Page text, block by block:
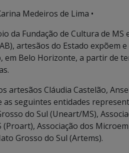
Medeiros de Lima •
da Fundação de Cultura de
artesãos do Estado expõem
em Belo Horizonte, a partir de
artesãos Cláudia Castelão,
as seguintes entidades
do Sul (Uneart/MS),
Associação dos
Grosso do Sul (Artems).